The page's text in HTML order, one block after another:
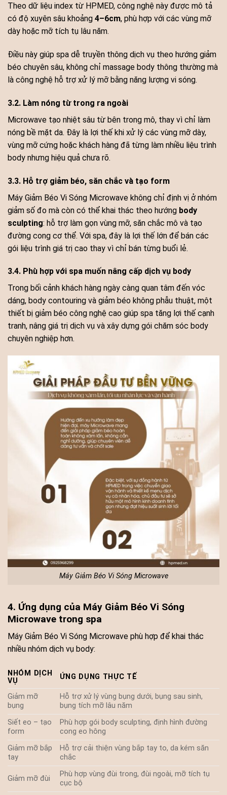
Theo dữ liệu index từ HPMED, công nghệ này được mô tả
có độ xuyên sâu khoảng 4–6cm, phù hợp với các vùng mỡ
dày hoặc mỡ tích tụ lâu năm.
Điều này giúp spa dễ truyền thông dịch vụ theo hướng giảm
béo chuyên sâu, không chỉ massage body thông thường mà
là công nghệ hỗ trợ xử lý mỡ bằng năng lượng vi sóng.
3.2. Làm nóng từ trong ra ngoài
Microwave tạo nhiệt sâu từ bên trong mô, thay vì chỉ làm
nóng bề mặt da. Đây là lợi thế khi xử lý các vùng mỡ dày,
vùng mỡ cứng hoặc khách hàng đã từng làm nhiều liệu trình
body nhưng hiệu quả chưa rõ.
3.3. Hỗ trợ giảm béo, săn chắc và tạo form
Máy Giảm Béo Vi Sóng Microwave không chỉ định vị ở nhóm
giảm số đo mà còn có thể khai thác theo hướng body
sculpting: hỗ trợ làm gọn vùng mỡ, săn chắc mô và tạo
đường cong cơ thể. Với spa, đây là lợi thế lớn để bán các
gói liệu trình giá trị cao thay vì chỉ bán từng buổi lẻ.
3.4. Phù hợp với spa muốn nâng cấp dịch vụ body
Trong bối cảnh khách hàng ngày càng quan tâm đến vóc
dáng, body contouring và giảm béo không phẫu thuật, một
thiết bị giảm béo công nghệ cao giúp spa tăng lợi thế cạnh
tranh, nâng giá trị dịch vụ và xây dựng gói chăm sóc body
chuyên nghiệp hơn.
Máy Giảm Béo Vi Sóng Microwave
4. Ứng dụng của Máy Giảm Béo Vi Sóng
Microwave trong spa
Máy Giảm Béo Vi Sóng Microwave phù hợp để khai thác
nhiều nhóm dịch vụ body:
NHÓM DỊCH
VỤ
ỨNG DỤNG THỰC TẾ
Giảm mỡ
bụng
Hỗ trợ xử lý vùng bụng dưới, bụng sau sinh,
bụng tích mỡ lâu năm
Siết eo – tạo
form
Phù hợp gói body sculpting, định hình đường
cong eo hông
Giảm mỡ bắp
tay
Hỗ trợ cải thiện vùng bắp tay to, da kém săn
chắc
Giảm mỡ đùi
Phù hợp vùng đùi trong, đùi ngoài, mỡ tích tụ
cục bộ